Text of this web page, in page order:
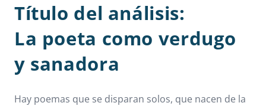
Título del análisis:
La poeta como verdugo
y sanadora
Hay poemas que se disparan solos, que nacen de la